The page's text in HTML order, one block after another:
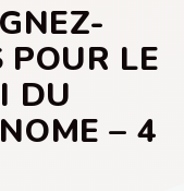
POUR LE
DU
– 4